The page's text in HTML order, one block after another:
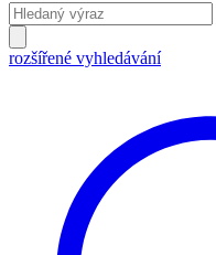
rozšířené vyhledávání